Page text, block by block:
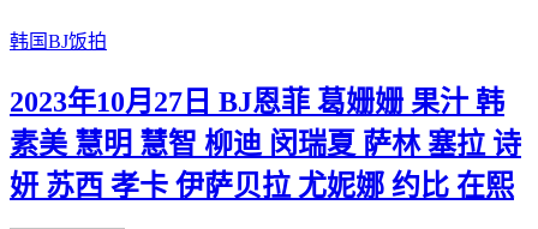
韩国BJ饭拍
2023年10月27日 BJ恩菲 葛姗姗 果汁 韩
素美 慧明 慧智 柳迪 闵瑞夏 萨林 塞拉 诗
妍 苏西 孝卡 伊萨贝拉 尤妮娜 约比 在熙